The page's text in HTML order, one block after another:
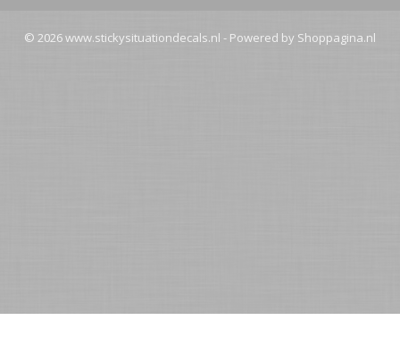
© 2026 www.stickysituationdecals.nl - Powered by Shoppagina.nl